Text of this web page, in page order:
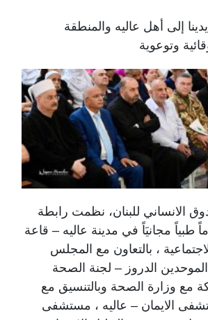
إلى أهل عاليه والمنطقة
وتوعوية
الانساني للبنان، نظمت رابطة
طبياً مجانيَاً في مدينة عاليه – قاعة
، بالتعاون مع المجلس
الدروز – لجنة الصحة
مع وزارة الصحة وبالتنسيق مع
الايمان – عاليه ، مستشفى